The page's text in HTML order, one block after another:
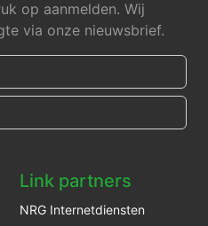
op aanmelden. Wij
via onze nieuwsbrief.
Link partners
NRG Internetdiensten